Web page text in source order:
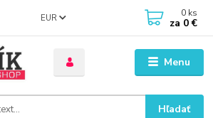
Menu
EUR
Hľadať
0 ks
za 0 €